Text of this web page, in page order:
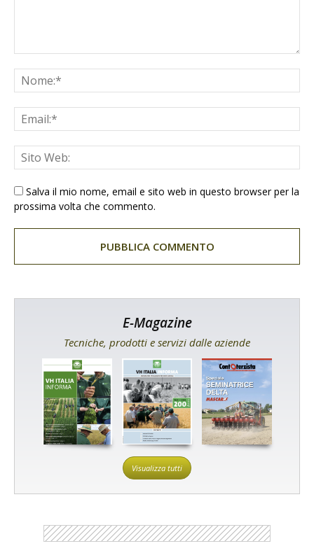
Salva il mio nome, email e sito web in questo browser per la
prossima volta che commento.
E-Magazine
Tecniche, prodotti e servizi dalle aziende
Visualizza tutti